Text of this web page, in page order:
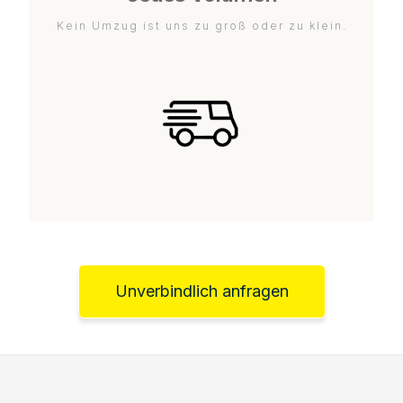
Kein Umzug ist uns zu groß oder zu klein.
Unverbindlich anfragen